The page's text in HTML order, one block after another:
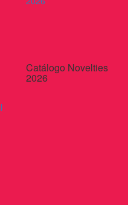
Catálogo Novelties
2026